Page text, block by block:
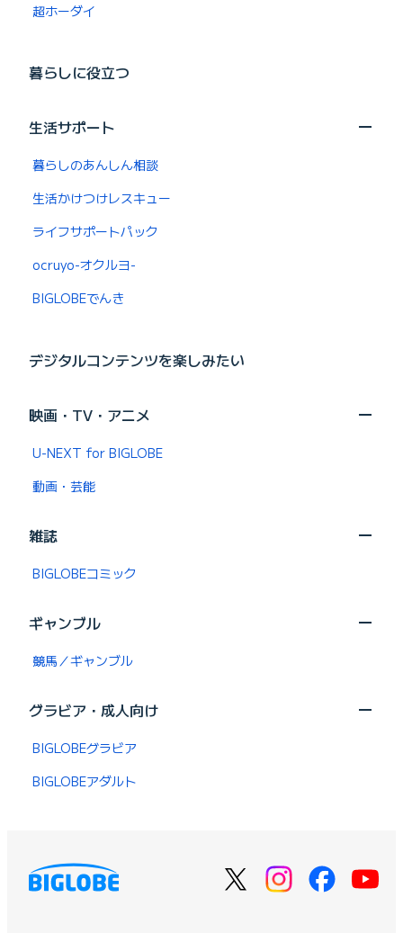
超ホーダイ
暮らしに役立つ
生活サポート
暮らしのあんしん相談
生活かけつけレスキュー
ライフサポートパック
ocruyo-オクルヨ-
BIGLOBEでんき
デジタルコンテンツを楽しみたい
映画・TV・アニメ
U-NEXT for BIGLOBE
動画・芸能
雑誌
BIGLOBEコミック
ギャンブル
競馬／ギャンブル
グラビア・成人向け
BIGLOBEグラビア
BIGLOBEアダルト